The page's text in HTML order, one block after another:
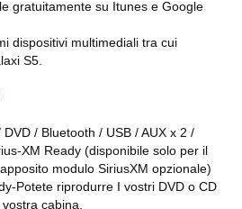
gratuitamente su Itunes e Google
dispositivi multimediali tra cui
S5.
/ Bluetooth / USB / AUX x 2 /
XM Ready (disponibile solo per il
modulo SiriusXM opzionale)
Potete riprodurre I vostri DVD o CD
cabina.